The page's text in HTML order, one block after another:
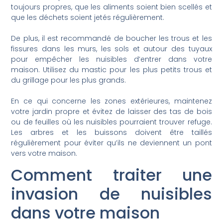
toujours propres, que les aliments soient bien scellés et
que les déchets soient jetés régulièrement.
De plus, il est recommandé de boucher les trous et les
fissures dans les murs, les sols et autour des tuyaux
pour empêcher les nuisibles d’entrer dans votre
maison. Utilisez du mastic pour les plus petits trous et
du grillage pour les plus grands.
En ce qui concerne les zones extérieures, maintenez
votre jardin propre et évitez de laisser des tas de bois
ou de feuilles où les nuisibles pourraient trouver refuge.
Les arbres et les buissons doivent être taillés
régulièrement pour éviter qu’ils ne deviennent un pont
vers votre maison.
Comment traiter une
invasion de nuisibles
dans votre maison